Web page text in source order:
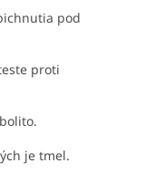
pod
proti
je tmel.